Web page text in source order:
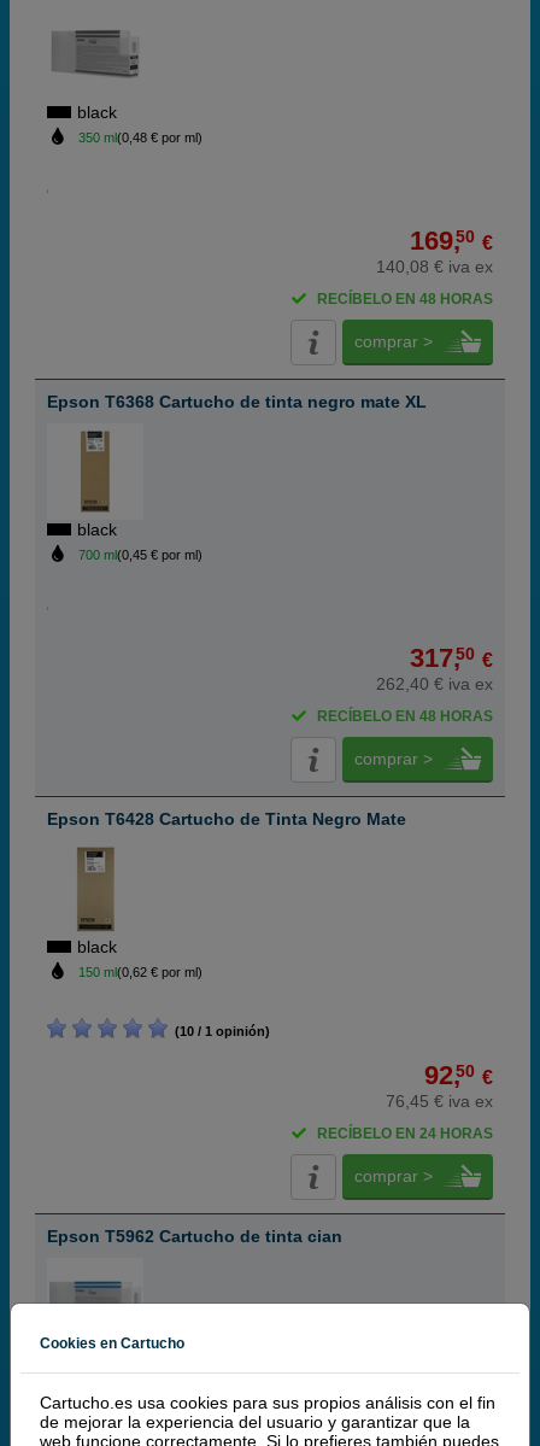
black
350 ml(0,48 € por ml)
169,50 €
140,08 € iva ex
RECÍBELO EN 48 HORAS
comprar >
Epson T6368 Cartucho de tinta negro mate XL
black
700 ml(0,45 € por ml)
317,50 €
262,40 € iva ex
RECÍBELO EN 48 HORAS
comprar >
Epson T6428 Cartucho de Tinta Negro Mate
black
150 ml(0,62 € por ml)
(10 / 1 opinión)
92,50 €
76,45 € iva ex
RECÍBELO EN 24 HORAS
comprar >
Epson T5962 Cartucho de tinta cian
Cookies en Cartucho
Cartucho.es usa cookies para sus propios análisis con el fin
de mejorar la experiencia del usuario y garantizar que la
web funcione correctamente. Si lo prefieres también puedes